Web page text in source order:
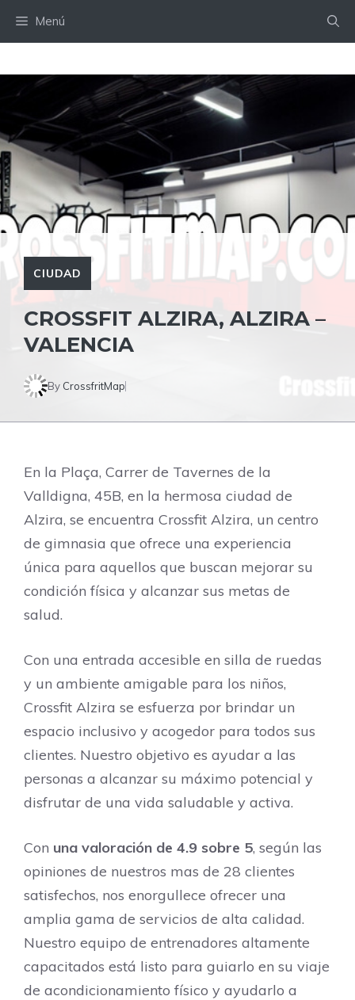
Menú
CIUDAD
CROSSFIT ALZIRA, ALZIRA –
VALENCIA
By CrossfritMap
En la Plaça, Carrer de Tavernes de la
Valldigna, 45B, en la hermosa ciudad de
Alzira, se encuentra Crossfit Alzira, un centro
de gimnasia que ofrece una experiencia
única para aquellos que buscan mejorar su
condición física y alcanzar sus metas de
salud.
Con una entrada accesible en silla de ruedas
y un ambiente amigable para los niños,
Crossfit Alzira se esfuerza por brindar un
espacio inclusivo y acogedor para todos sus
clientes. Nuestro objetivo es ayudar a las
personas a alcanzar su máximo potencial y
disfrutar de una vida saludable y activa.
Con una valoración de 4.9 sobre 5, según las
opiniones de nuestros mas de 28 clientes
satisfechos, nos enorgullece ofrecer una
amplia gama de servicios de alta calidad.
Nuestro equipo de entrenadores altamente
capacitados está listo para guiarlo en su viaje
de acondicionamiento físico y ayudarlo a